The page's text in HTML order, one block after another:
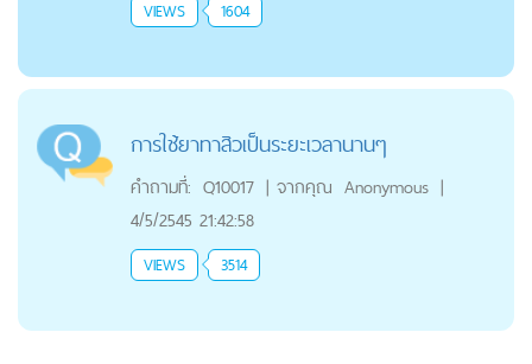
VIEWS 1604
การใช้ยาทาสิวเป็นระยะเวลานานๆ
คำถามที่: Q10017 | จากคุณ Anonymous |
4/5/2545 21:42:58
VIEWS 3514